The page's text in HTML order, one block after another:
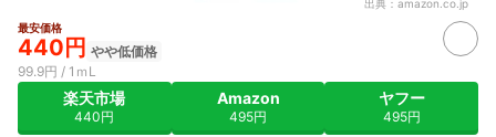
出典： amazon.co.jp
最安価格
440円 やや低価格
99.9円 / 1ｍL
楽天市場
440円
Amazon
495円
ヤフー
495円